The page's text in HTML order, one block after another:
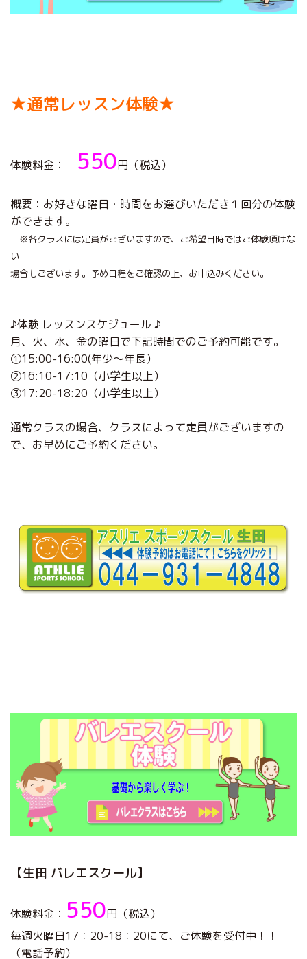
★通常レッスン体験★
体験料金： 550円（税込）
概要：お好きな曜日・時間をお選びいただき１回分の体験
ができます。
※各クラスには定員がございますので、ご希望日時ではご体験頂けな
い
場合もございます。予め日程をご確認の上、お申込みください。
♪体験 レッスンスケジュール ♪
月、火、水、金の曜日で下記時間でのご予約可能です。
①15:00-16:00(年少～年長）
②16:10-17:10（小学生以上）
③17:20-18:20（小学生以上）
通常クラスの場合、クラスによって定員がございますの
で、お早めにご予約ください。
【生田 バレエスクール】
体験料金： 550円（税込）
毎週火曜日17：20-18：20にて、ご体験を受付中！！
（電話予約）